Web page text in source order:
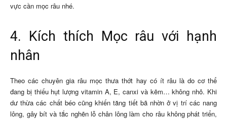
vực cần mọc râu nhé.
4. Kích thích Mọc râu với hạnh
nhân
Theo các chuyên gia râu mọc thưa thớt hay có ít râu là do cơ thể
đang bị thiếu hụt lượng vitamin A, E, canxi và kẽm… không nhỏ. Khi
dư thừa các chất béo cũng khiến tăng tiết bã nhờn ở vị trí các nang
lông, gây bít và tắc nghẽn lỗ chân lông làm cho râu không phát triển,